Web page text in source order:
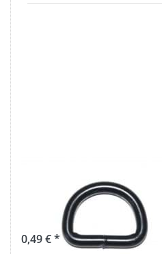
Stahl, schwarz -
1 Stück
0,49 € *